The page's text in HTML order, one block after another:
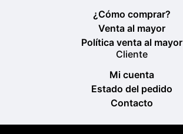
¿Cómo comprar?
Venta al mayor
Política venta al mayor
Cliente
Mi cuenta
Estado del pedido
Contacto